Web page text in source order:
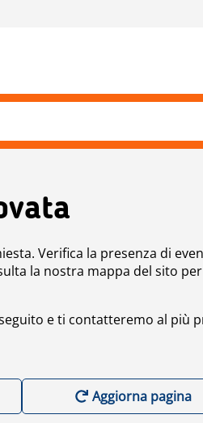
Verifica la presenza di
la nostra mappa del sito per
e ti contatteremo al più
Aggiorna pagina